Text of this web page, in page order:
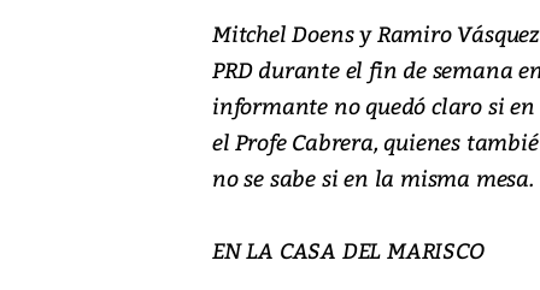
Mitchel Doens y Ramiro
PRD durante el fin de semana
informante no quedó claro si
el Profe Cabrera, quienes
no se sabe si en la misma mesa.
EN LA CASA DEL MARISCO